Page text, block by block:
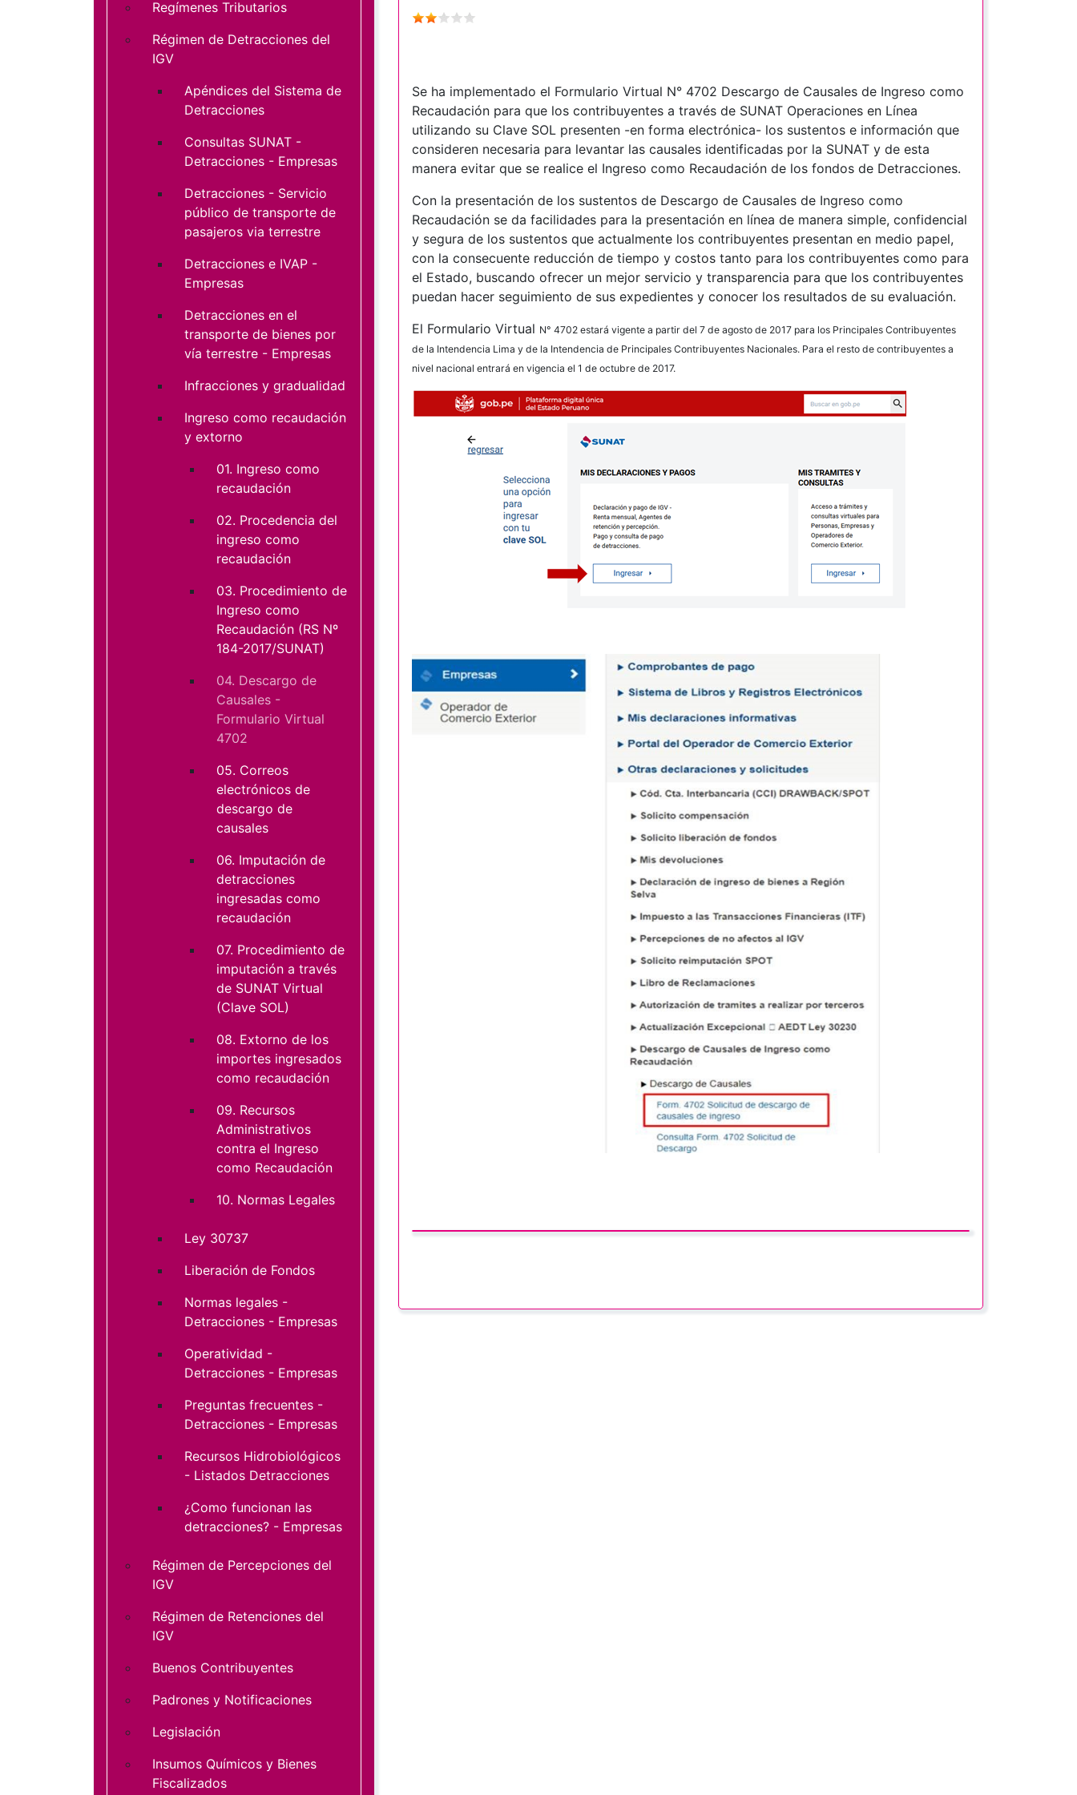
Se ha implementado el Formulario Virtual N° 4702 Descargo de Causales de Ingreso como
Recaudación para que los contribuyentes a través de SUNAT Operaciones en Línea
utilizando su Clave SOL presenten -en forma electrónica- los sustentos e información que
consideren necesaria para levantar las causales identificadas por la SUNAT y de esta
manera evitar que se realice el Ingreso como Recaudación de los fondos de Detracciones.
Con la presentación de los sustentos de Descargo de Causales de Ingreso como
Recaudación se da facilidades para la presentación en línea de manera simple, confidencial
y segura de los sustentos que actualmente los contribuyentes presentan en medio papel,
con la consecuente reducción de tiempo y costos tanto para los contribuyentes como para
el Estado, buscando ofrecer un mejor servicio y transparencia para que los contribuyentes
puedan hacer seguimiento de sus expedientes y conocer los resultados de su evaluación.
El Formulario Virtual N° 4702 estará vigente a partir del 7 de agosto de 2017 para los Principales Contribuyentes
de la Intendencia Lima y de la Intendencia de Principales Contribuyentes Nacionales. Para el resto de contribuyentes a
nivel nacional entrará en vigencia el 1 de octubre de 2017.
Regímenes Tributarios
Régimen de Detracciones del
IGV
Apéndices del Sistema de
Detracciones
Consultas SUNAT -
Detracciones - Empresas
Detracciones - Servicio
público de transporte de
pasajeros via terrestre
Detracciones e IVAP -
Empresas
Detracciones en el
transporte de bienes por
vía terrestre - Empresas
Infracciones y gradualidad
Ingreso como recaudación
y extorno
01. Ingreso como
recaudación
02. Procedencia del
ingreso como
recaudación
03. Procedimiento de
Ingreso como
Recaudación (RS Nº
184-2017/SUNAT)
04. Descargo de
Causales -
Formulario Virtual
4702
05. Correos
electrónicos de
descargo de
causales
06. Imputación de
detracciones
ingresadas como
recaudación
07. Procedimiento de
imputación a través
de SUNAT Virtual
(Clave SOL)
08. Extorno de los
importes ingresados
como recaudación
09. Recursos
Administrativos
contra el Ingreso
como Recaudación
10. Normas Legales
Ley 30737
Liberación de Fondos
Normas legales -
Detracciones - Empresas
Operatividad -
Detracciones - Empresas
Preguntas frecuentes -
Detracciones - Empresas
Recursos Hidrobiológicos
- Listados Detracciones
¿Como funcionan las
detracciones? - Empresas
Régimen de Percepciones del
IGV
Régimen de Retenciones del
IGV
Buenos Contribuyentes
Padrones y Notificaciones
Legislación
Insumos Químicos y Bienes
Fiscalizados